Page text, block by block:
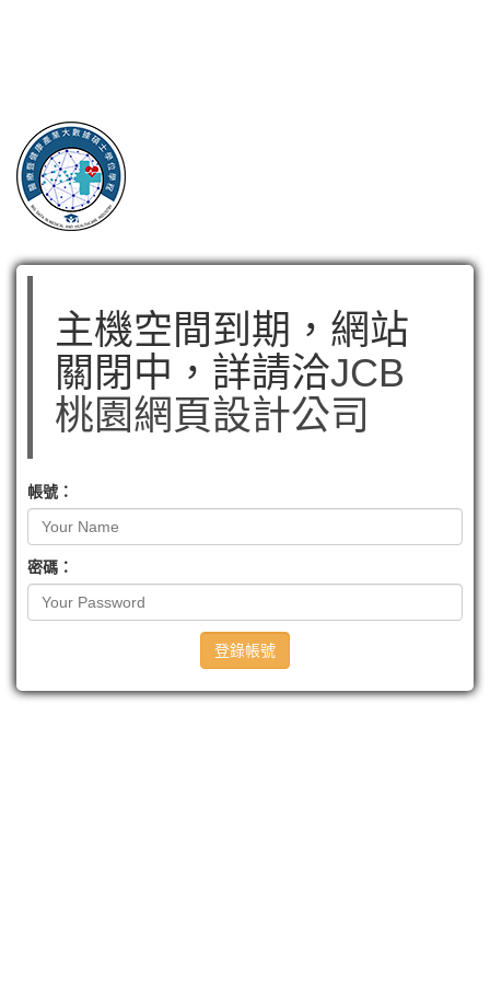
主機空間到期，網站
關閉中，詳請洽JCB
桃園網頁設計公司
帳號：
密碼：